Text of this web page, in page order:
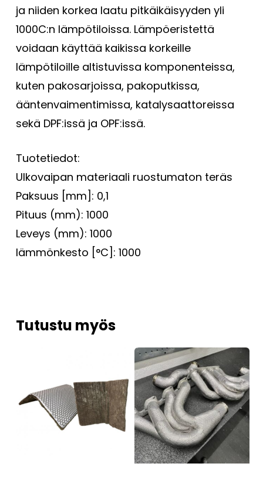
ja niiden korkea laatu pitkäikäisyyden yli
1000C:n lämpötiloissa. Lämpöeristettä
voidaan käyttää kaikissa korkeille
lämpötiloille altistuvissa komponenteissa,
kuten pakosarjoissa, pakoputkissa,
ääntenvaimentimissa, katalysaattoreissa
sekä DPF:issä ja OPF:issä.
Tuotetiedot:
Ulkovaipan materiaali ruostumaton teräs
Paksuus [mm]: 0,1
Pituus (mm): 1000
Leveys (mm): 1000
lämmönkesto [°C]: 1000
Tutustu myös